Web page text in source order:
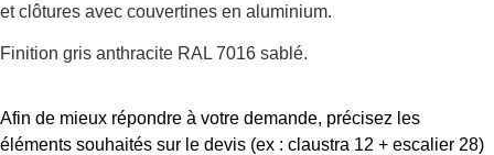
et clôtures avec couvertines en aluminium.
Finition gris anthracite RAL 7016 sablé.
Afin de mieux répondre à votre demande, précisez les
éléments souhaités sur le devis (ex : claustra 12 + escalier 28)